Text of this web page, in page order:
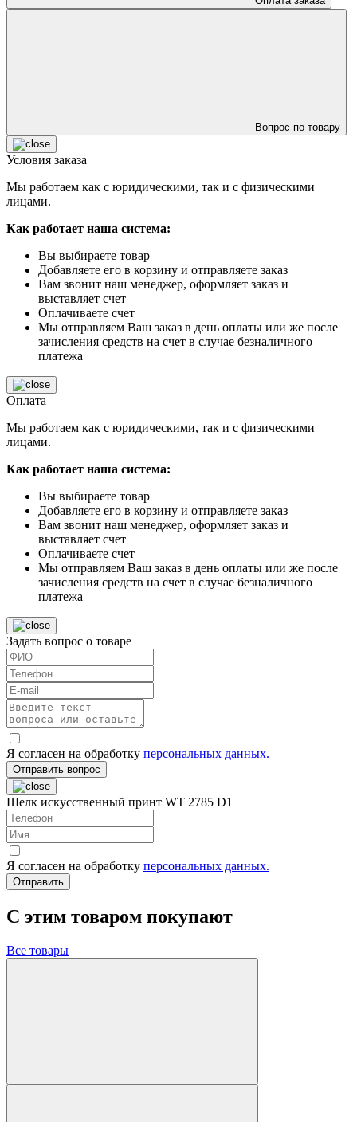
Вопрос по товару
Условия заказа
Мы работаем как с юридическими, так и с физическими
лицами.
Как работает наша система:
Вы выбираете товар
Добавляете его в корзину и отправляете заказ
Вам звонит наш менеджер, оформляет заказ и
выставляет счет
Оплачиваете счет
Мы отправляем Ваш заказ в день оплаты или же после
зачисления средств на счет в случае безналичного
платежа
Оплата
Мы работаем как с юридическими, так и с физическими
лицами.
Как работает наша система:
Вы выбираете товар
Добавляете его в корзину и отправляете заказ
Вам звонит наш менеджер, оформляет заказ и
выставляет счет
Оплачиваете счет
Мы отправляем Ваш заказ в день оплаты или же после
зачисления средств на счет в случае безналичного
платежа
Задать вопрос о товаре
Я согласен на обработку персональных данных.
Отправить вопрос
Шелк искусственный принт WT 2785 D1
Я согласен на обработку персональных данных.
Отправить
C этим товаром покупают
Все товары